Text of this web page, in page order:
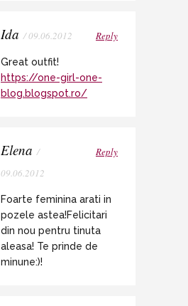
Ida / 09.06.2012 Reply
Great outfit!
https://one-girl-one-
blog.blogspot.ro/
Elena /
09.06.2012
Reply
Foarte feminina arati in
pozele astea!Felicitari
din nou pentru tinuta
aleasa! Te prinde de
minune:)!